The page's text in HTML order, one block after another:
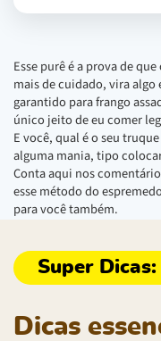
Esse purê é a prova de
mais de cuidado, vira
garantido para frango
único jeito de eu comer
E você, qual é o seu
alguma mania, tipo
Conta aqui nos
esse método do
para você também.
Dicas